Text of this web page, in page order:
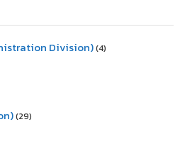
Division)(4)
(29)